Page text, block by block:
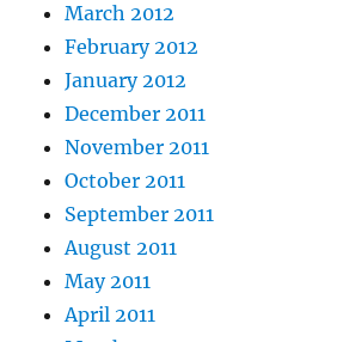
March 2012
February 2012
January 2012
December 2011
November 2011
October 2011
September 2011
August 2011
May 2011
April 2011